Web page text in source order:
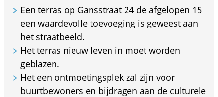
Een terras op Gansstraat 24 de afgelopen 15
een waardevolle toevoeging is geweest aan
het straatbeeld.
Het terras nieuw leven in moet worden
geblazen.
Het een ontmoetingsplek zal zijn voor
buurtbewoners en bijdragen aan de culturele